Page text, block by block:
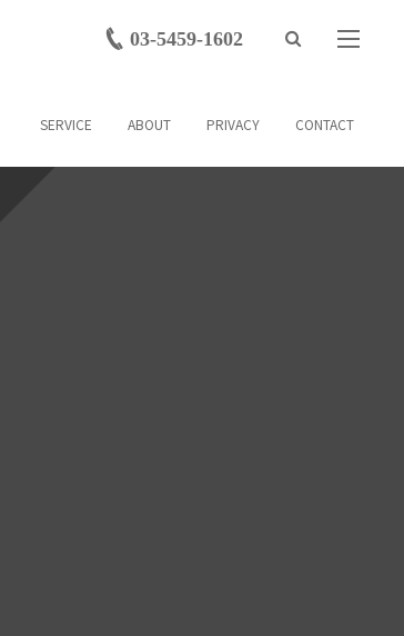
03-5459-1602
SERVICE ABOUT PRIVACY CONTACT